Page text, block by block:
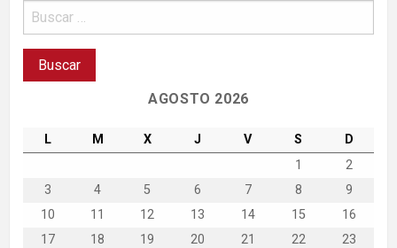
AGOSTO 2026
L M X J V S
D
1
2
3
4 5 6 7 8
9
10
11 12 13 14 15
16
17
18 19 20 21 22
23